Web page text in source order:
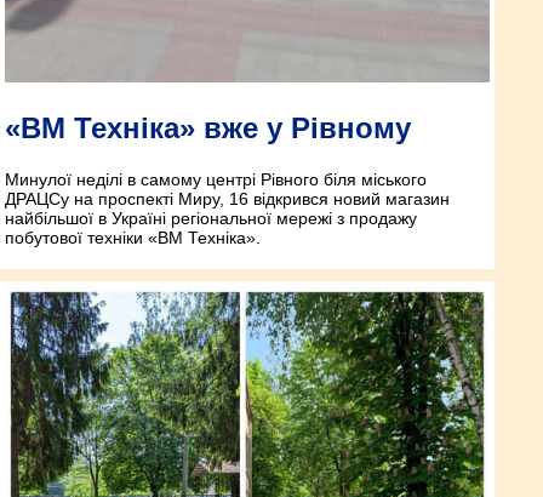
«ВМ Техніка» вже у Рівному
Минулої неділі в самому центрі Рівного біля міського
ДРАЦСу на проспекті Миру, 16 відкрився новий магазин
найбільшої в Україні регіональної мережі з продажу
побутової техніки «ВМ Техніка».